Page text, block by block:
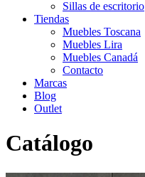
Sillas de escritorio
Tiendas
Muebles Toscana
Muebles Lira
Muebles Canadá
Contacto
Marcas
Blog
Outlet
Catálogo